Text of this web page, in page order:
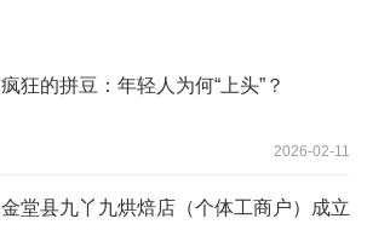
疯狂的拼豆：年轻人为何“上头”？
2026-02-11
金堂县九丫九烘焙店（个体工商户）成立